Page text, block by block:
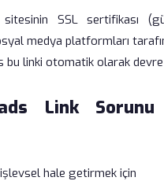
sitesinin SSL sertifikası
medya platformları
linki otomatik olarak devre
Link Sorunu
hale getirmek için